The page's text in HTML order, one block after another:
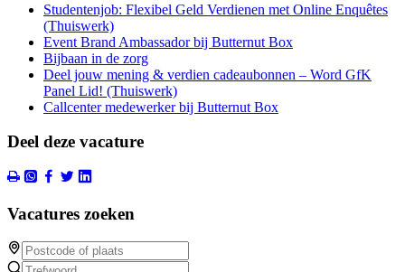
Studentenjob: Flexibel Geld Verdienen met Online Enquêtes
(Thuiswerk)
Event Brand Ambassador bij Butternut Box
Bijbaan in de zorg
Deel jouw mening & verdien cadeaubonnen – Word GfK
Panel Lid! (Thuiswerk)
Callcenter medewerker bij Butternut Box
Deel deze vacature
Vacatures zoeken